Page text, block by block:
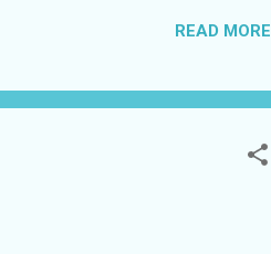
जाते थे। उन्हें आधे-एक घंटे अपने प्रिय
READ MORE